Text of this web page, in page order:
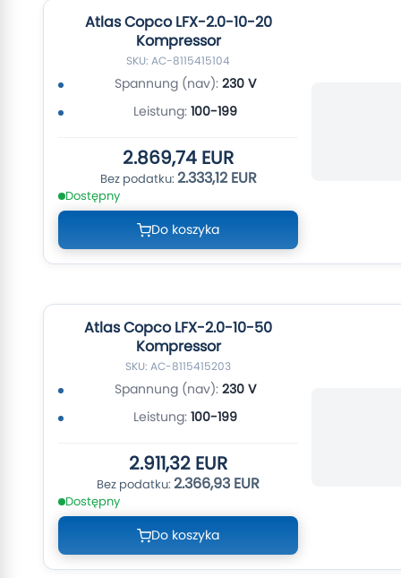
Atlas Copco LFX-2.0-10-20
Kompressor
SKU: AC-8115415104
Spannung (nav): 230 V
Leistung: 100-199
2.869,74 EUR
2.333,12 EUR
Dostępny
Do koszyka
Atlas Copco LFX-2.0-10-50
Kompressor
SKU: AC-8115415203
Spannung (nav): 230 V
Leistung: 100-199
2.911,32 EUR
2.366,93 EUR
Dostępny
Do koszyka